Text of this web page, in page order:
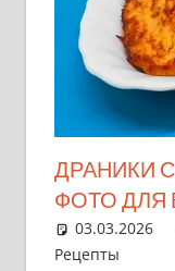
ДРАНИКИ
ФОТО ДЛЯ
03.03.2026
Рецепты